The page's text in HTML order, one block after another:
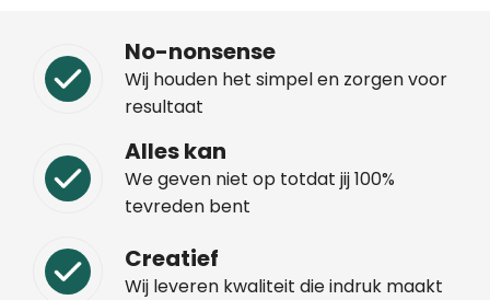
No-nonsense
Wij houden het simpel en zorgen voor
resultaat
Alles kan
We geven niet op totdat jij 100%
tevreden bent
Creatief
Wij leveren kwaliteit die indruk maakt